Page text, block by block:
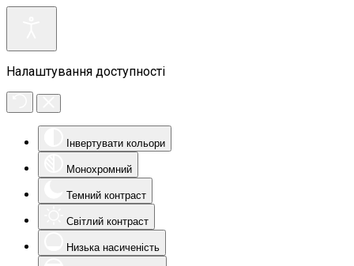
Налаштування доступності
Інвертувати кольори
Монохромний
Темний контраст
Світлий контраст
Низька насиченість